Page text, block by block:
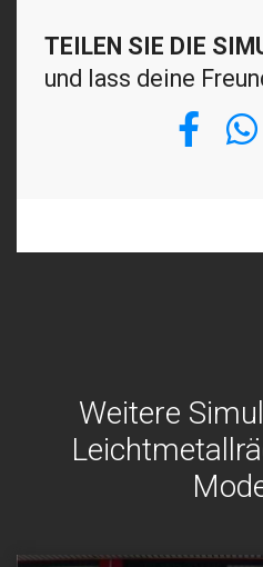
TEILEN SIE DIE
und lass deine
Weitere